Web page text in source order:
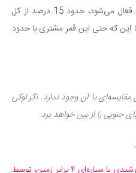
لوکی بسیار بزرگ است و هنگامی که فعال می‌شود، حدود 15 درصد از کل
این که حتی این قمر مشتری با حدود
با آن وجود ندارد. اگر لوکی
جنوبی را از بین خواهد برد.
کشف اولین قمر فراخورشیدی با سیاره‌ای ۴ برابر زمین، توسط